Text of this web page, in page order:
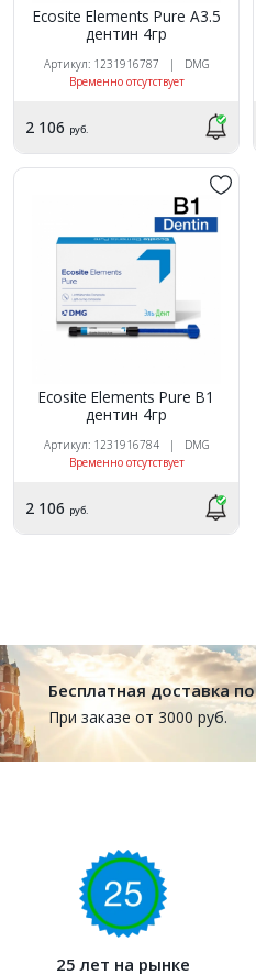
Ecosite Elements Pure A3.5
дентин 4гр
Артикул: 1231916787 | DMG
Временно отсутствует
2 106 руб.
Ecosite Elements Pure B1
дентин 4гр
Артикул: 1231916784 | DMG
Временно отсутствует
2 106 руб.
Бесплатная доставка
При заказе от 3000 руб.
25 лет на рынке